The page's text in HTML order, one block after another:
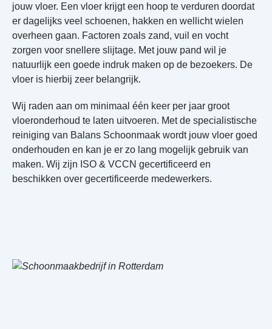
jouw vloer. Een vloer krijgt een hoop te verduren doordat
er dagelijks veel schoenen, hakken en wellicht wielen
overheen gaan. Factoren zoals zand, vuil en vocht
zorgen voor snellere slijtage. Met jouw pand wil je
natuurlijk een goede indruk maken op de bezoekers. De
vloer is hierbij zeer belangrijk.
Wij raden aan om minimaal één keer per jaar groot
vloeronderhoud te laten uitvoeren. Met de specialistische
reiniging van Balans Schoonmaak wordt jouw vloer goed
onderhouden en kan je er zo lang mogelijk gebruik van
maken. Wij zijn ISO & VCCN gecertificeerd en
beschikken over gecertificeerde medewerkers.